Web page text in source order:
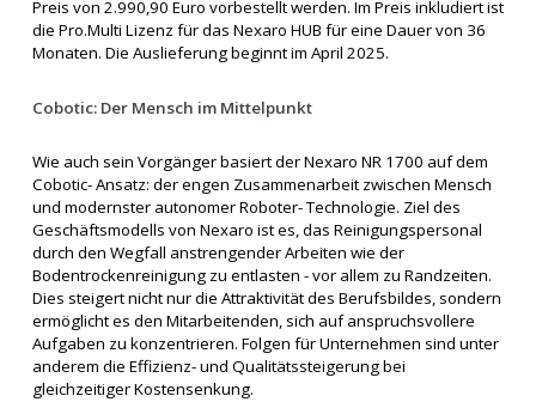
Preis von 2.990,90 Euro vorbestellt werden. Im Preis inkludiert ist
die Pro.Multi Lizenz für das Nexaro HUB für eine Dauer von 36
Monaten. Die Auslieferung beginnt im April 2025.
Cobotic: Der Mensch im Mittelpunkt
Wie auch sein Vorgänger basiert der Nexaro NR 1700 auf dem
Cobotic- Ansatz: der engen Zusammenarbeit zwischen Mensch
und modernster autonomer Roboter- Technologie. Ziel des
Geschäftsmodells von Nexaro ist es, das Reinigungspersonal
durch den Wegfall anstrengender Arbeiten wie der
Bodentrockenreinigung zu entlasten - vor allem zu Randzeiten.
Dies steigert nicht nur die Attraktivität des Berufsbildes, sondern
ermöglicht es den Mitarbeitenden, sich auf anspruchsvollere
Aufgaben zu konzentrieren. Folgen für Unternehmen sind unter
anderem die Effizienz- und Qualitätssteigerung bei
gleichzeitiger Kostensenkung.